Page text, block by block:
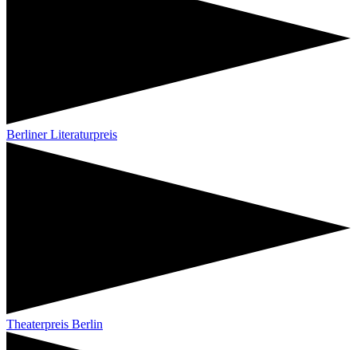
Berliner Literaturpreis
Theaterpreis Berlin